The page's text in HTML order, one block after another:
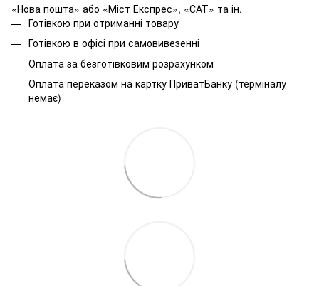
«Нова пошта» або «Міст Експрес», «САТ» та ін.
Готівкою при отриманні товару
Готівкою в офісі при самовивезенні
Оплата за безготівковим розрахунком
Оплата переказом на картку ПриватБанку (терміналу
немає)